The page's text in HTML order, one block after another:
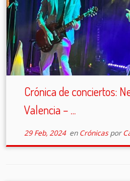
Crónica de conciertos:
Valencia – ...
29 Feb, 2024enCrónicaspor